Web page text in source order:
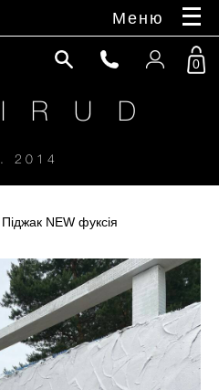
Меню
R U D
2014
0
NEW фуксія